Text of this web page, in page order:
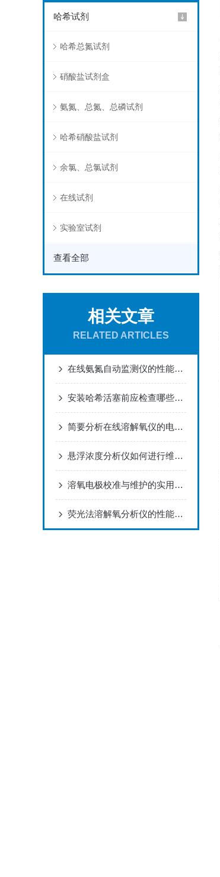
哈希试剂
哈希总氮试剂
硝酸盐试剂盒
氨氮、总氮、总磷试剂
哈希硝酸盐试剂
余氯、总氯试剂
在线试剂
实验室试剂
查看全部
相关文章
RELATED ARTICLES
在线氨氮自动监测仪的性能特点
安装哈希活塞前应检查哪些内容？
简要分析在线溶解氧仪的电极维护方法
悬浮浓度分析仪如何进行维护和保养？
溶氧电极校准与维护的实用指南
荧光法溶解氧分析仪的性能特点